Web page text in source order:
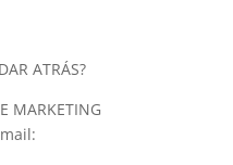
ATRÁS?
MARKETING